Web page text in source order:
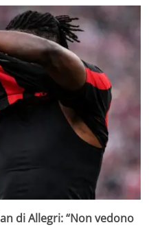
di Allegri: “Non vedono